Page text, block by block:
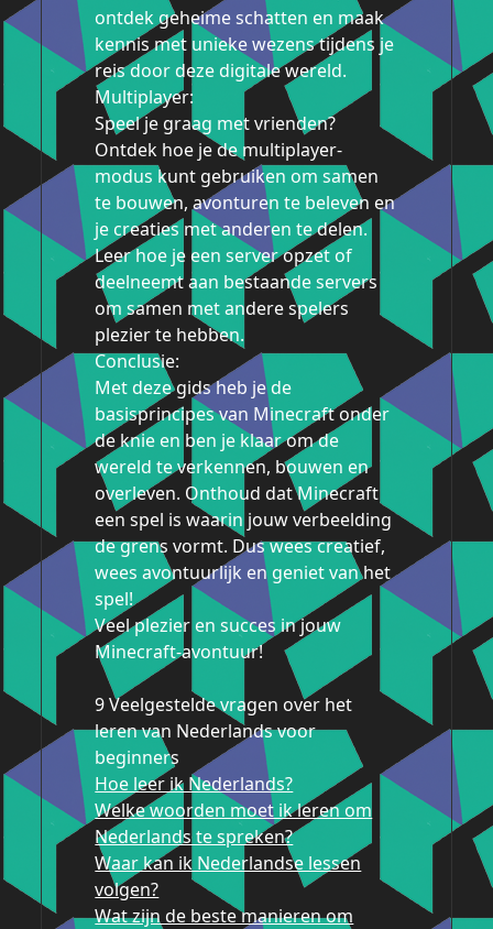
ontdek geheime schatten en maak
kennis met unieke wezens tijdens je
reis door deze digitale wereld.
Multiplayer:
Speel je graag met vrienden?
Ontdek hoe je de multiplayer-
modus kunt gebruiken om samen
te bouwen, avonturen te beleven en
je creaties met anderen te delen.
Leer hoe je een server opzet of
deelneemt aan bestaande servers
om samen met andere spelers
plezier te hebben.
Conclusie:
Met deze gids heb je de
basisprincipes van Minecraft onder
de knie en ben je klaar om de
wereld te verkennen, bouwen en
overleven. Onthoud dat Minecraft
een spel is waarin jouw verbeelding
de grens vormt. Dus wees creatief,
wees avontuurlijk en geniet van het
spel!
Veel plezier en succes in jouw
Minecraft-avontuur!
9 Veelgestelde vragen over het
leren van Nederlands voor
beginners
Hoe leer ik Nederlands?
Welke woorden moet ik leren om
Nederlands te spreken?
Waar kan ik Nederlandse lessen
volgen?
Wat zijn de beste manieren om